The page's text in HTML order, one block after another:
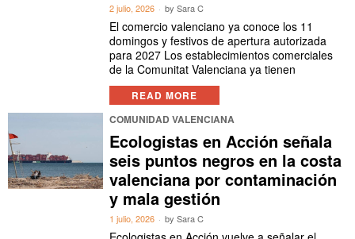
2 julio, 2026 bySara C
El comercio valenciano ya conoce los 11
domingos y festivos de apertura autorizada
para 2027 Los establecimientos comerciales
de la Comunitat Valenciana ya tienen
READ MORE
COMUNIDAD VALENCIANA
Ecologistas en Acción señala
seis puntos negros en la costa
valenciana por contaminación
y mala gestión
1 julio, 2026 bySara C